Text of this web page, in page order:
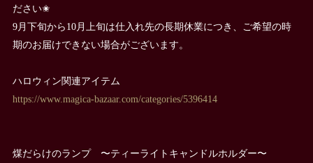
ださい✬
9月下旬から10月上旬は仕入れ先の長期休業につき、ご希望の時
期のお届けできない場合がございます。
ハロウィン関連アイテム
https://www.magica-bazaar.com/categories/5396414
煤だらけのランプ 〜ティーライトキャンドルホルダー〜